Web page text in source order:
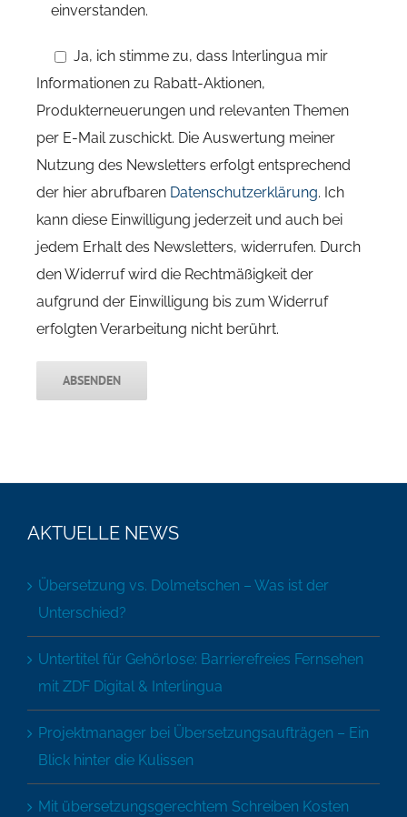
einverstanden.
Ja, ich stimme zu, dass Interlingua mir
Informationen zu Rabatt-Aktionen,
Produkterneuerungen und relevanten Themen
per E-Mail zuschickt. Die Auswertung meiner
Nutzung des Newsletters erfolgt entsprechend
der hier abrufbaren Datenschutzerklärung. Ich
kann diese Einwilligung jederzeit und auch bei
jedem Erhalt des Newsletters, widerrufen. Durch
den Widerruf wird die Rechtmäßigkeit der
aufgrund der Einwilligung bis zum Widerruf
erfolgten Verarbeitung nicht berührt.
AKTUELLE NEWS
Übersetzung vs. Dolmetschen – Was ist der
Unterschied?
Untertitel für Gehörlose: Barrierefreies Fernsehen
mit ZDF Digital & Interlingua
Projektmanager bei Übersetzungsaufträgen – Ein
Blick hinter die Kulissen
Mit übersetzungsgerechtem Schreiben Kosten